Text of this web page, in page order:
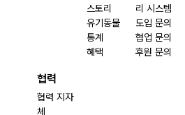
스토리
유기동물
통계
혜택
리 시스템
도입 문의
협업 문의
후원 문의
협력
협력 지자
체